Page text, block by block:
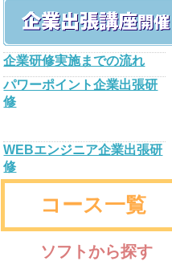
企業研修実施までの流れ
パワーポイント企業出張研
修
WEBエンジニア企業出張研
修
コース一覧
ソフトから探す